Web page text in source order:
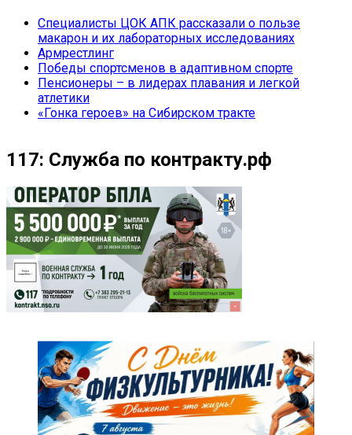
Специалисты ЦОК АПК рассказали о пользе
макарон и их лабораторных исследованиях
Армрестлинг
Победы спортсменов в адаптивном спорте
Пенсионеры – в лидерах плавания и легкой
атлетики
«Гонка героев» на Сибирском тракте
117: Служба по контракту.рф